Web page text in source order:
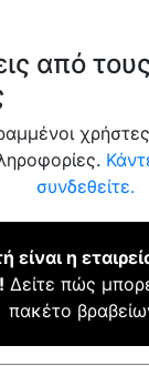
από
συνδεθείτε.
είναι η
Δείτε πώς
πακέτο